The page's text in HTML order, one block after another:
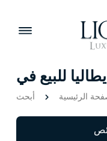
الرئيسية أبحث